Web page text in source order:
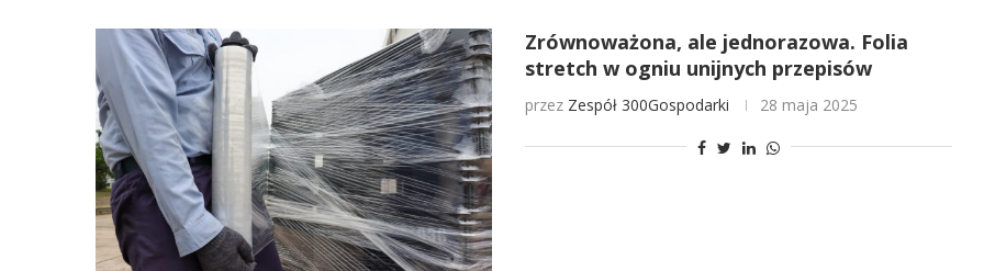
Zrównoważona, ale jednorazowa. Folia
stretch w ogniu unijnych przepisów
przez Zespół 300Gospodarki 28 maja 2025